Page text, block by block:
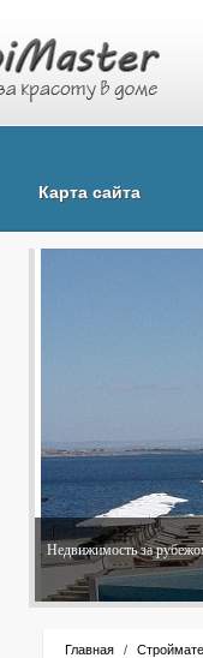
Карта сайта
Недвижимость за
Главная /